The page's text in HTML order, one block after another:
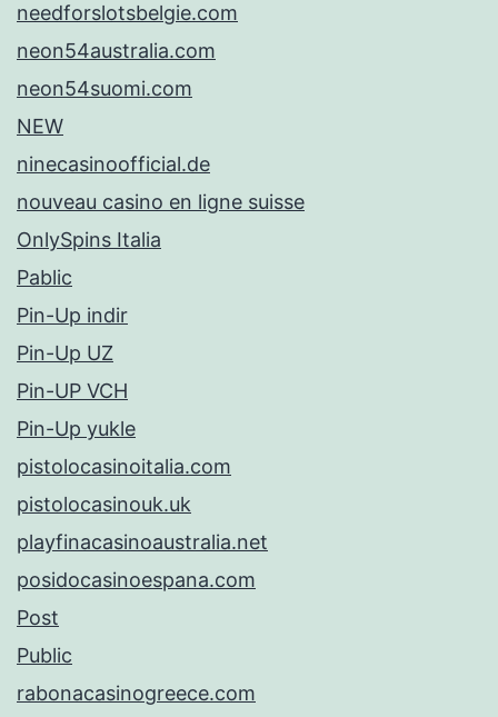
needforslotsbelgie.com
neon54australia.com
neon54suomi.com
NEW
ninecasinoofficial.de
nouveau casino en ligne suisse
OnlySpins Italia
Pablic
Pin-Up indir
Pin-Up UZ
Pin-UP VCH
Pin-Up yukle
pistolocasinoitalia.com
pistolocasinouk.uk
playfinacasinoaustralia.net
posidocasinoespana.com
Post
Public
rabonacasinogreece.com